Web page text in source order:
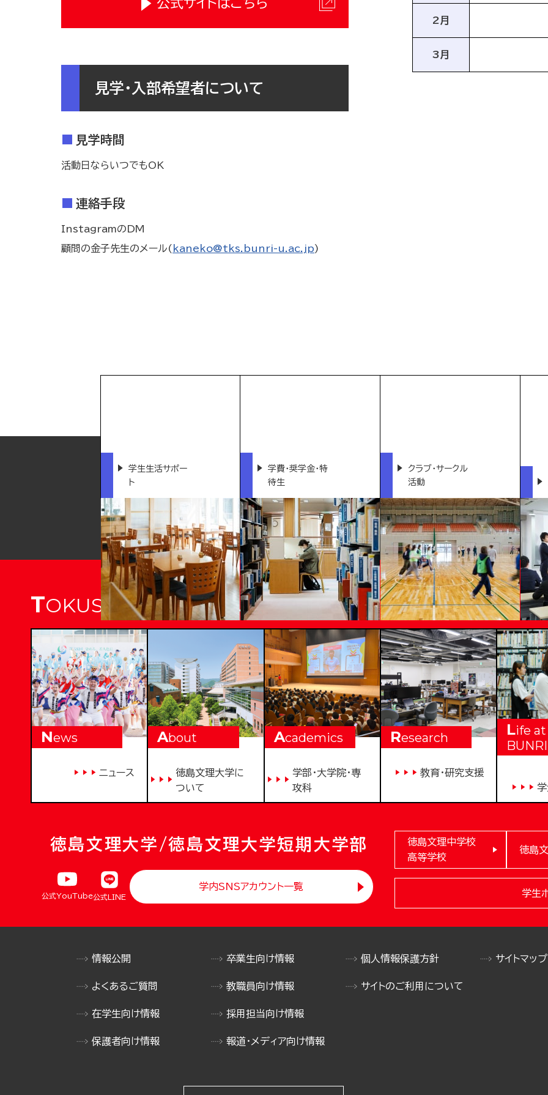
公式サイトはこちら
見学・入部希望者について
見学時間
活動日ならいつでもOK
連絡手段
InstagramのDM
顧問の金子先生のメール( kaneko@tks.bunri-u.ac.jp)
2月
3月
学生生活サポー
ト
学費・奨学金・特
待生
クラブ・サークル
活動
TOKUSHIMA BUNRI UNIVERSITY
News
ニュース
About
徳島文理大学に
ついて
Academics
学部・大学院・専
攻科
Research
教育・研究支援
Life at
BUNRI
学
徳島文理大学/徳島文理大学短期大学部
公式YouTube公式LINE
学内SNSアカウント一覧
徳島文理中学校
高等学校
徳島
学生
情報公開
よくあるご質問
在学生向け情報
保護者向け情報
卒業生向け情報
教職員向け情報
採用担当向け情報
報道・メディア向け情報
個人情報保護方針
サイトのご利用について
サイトマップ